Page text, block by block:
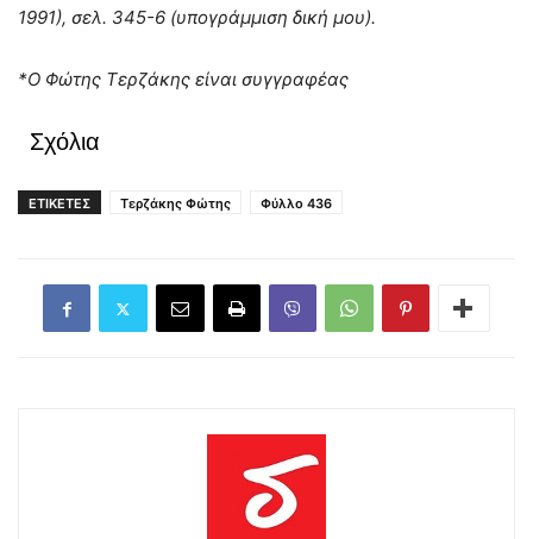
1991), σελ. 345-6 (υπογράμμιση δική μου).
*Ο Φώτης Τερζάκης είναι συγγραφέας
Σχόλια
ΕΤΙΚΕΤΕΣ Τερζάκης Φώτης Φύλλο 436